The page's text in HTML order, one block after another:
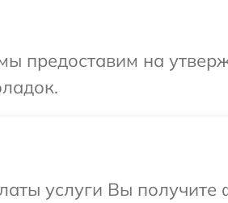
предоставим на
услуги Вы